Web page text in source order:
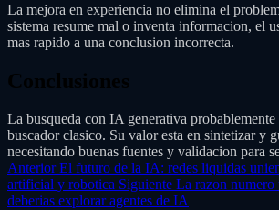
La mejora en experiencia no elimina el
sistema resume mal o inventa informacion, el
mas rapido a una conclusion incorrecta.
Conclusiones
La busqueda con IA generativa
buscador clasico. Su valor esta en sintetizar y
necesitando buenas fuentes y validacion para
Anterior El futuro de la IA: redes liquidas
artificial y robotica Siguiente La razon numero
deberias explorar agentes de IA